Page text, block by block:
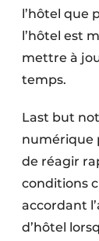
l’hôtel que
l’hôtel est
mettre à
temps.
Last but not
numérique
de réagir
conditions
accordant
d’hôtel